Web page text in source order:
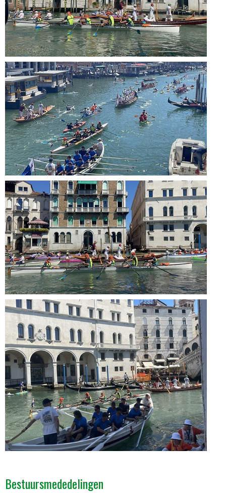
Bestuursmededelingen